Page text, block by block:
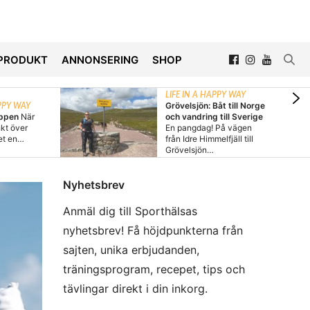
ANNONSERING SHOP
WAY
När
över
en…
LIFE IN A HAPPY WAY
Grövelsjön: Båt till Norge
och vandring till Sverige
En pangdag! På vägen
från Idre Himmelfjäll till
Grövelsjön…
Nyhetsbrev
Anmäl dig till Sporthälsas
nyhetsbrev! Få höjdpunkterna från
sajten, unika erbjudanden,
träningsprogram, recepet, tips och
tävlingar direkt i din inkorg.